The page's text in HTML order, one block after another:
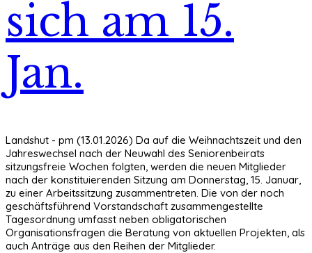
sich am 15.
Jan.
Landshut - pm (13.01.2026) Da auf die Weihnachtszeit und den
Jahreswechsel nach der Neuwahl des Seniorenbeirats
sitzungsfreie Wochen folgten, werden die neuen Mitglieder
nach der konstituierenden Sitzung am Donnerstag, 15. Januar,
zu einer Arbeitssitzung zusammentreten. Die von der noch
geschäftsführend Vorstandschaft zusammengestellte
Tagesordnung umfasst neben obligatorischen
Organisationsfragen die Beratung von aktuellen Projekten, als
auch Anträge aus den Reihen der Mitglieder.